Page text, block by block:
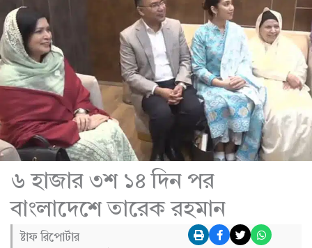
৬ হাজার ৩শ ১৪ দিন পর
বাংলাদেশে তারেক রহমান
ষ্টাফ রিপোর্টার